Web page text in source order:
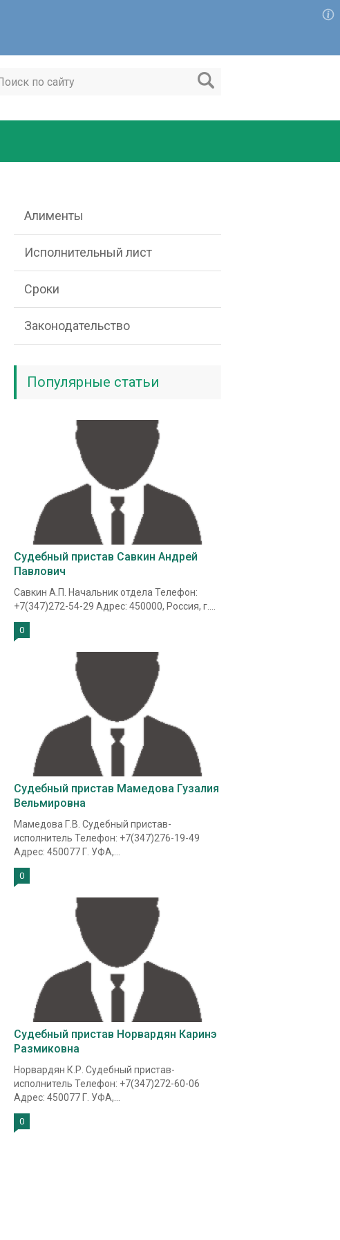
Алименты
Исполнительный лист
Сроки
Законодательство
Популярные статьи
Судебный пристав Савкин Андрей
Павлович
Савкин А.П. Начальник отдела Телефон:
+7(347)272-54-29 Адрес: 450000, Россия, г....
0
Судебный пристав Мамедова Гузалия
Вельмировна
Мамедова Г.В. Судебный пристав-
исполнитель Телефон: +7(347)276-19-49
Адрес: 450077 Г. УФА,...
0
Судебный пристав Норвардян Каринэ
Размиковна
Норвардян К.Р. Судебный пристав-
исполнитель Телефон: +7(347)272-60-06
Адрес: 450077 Г. УФА,...
0